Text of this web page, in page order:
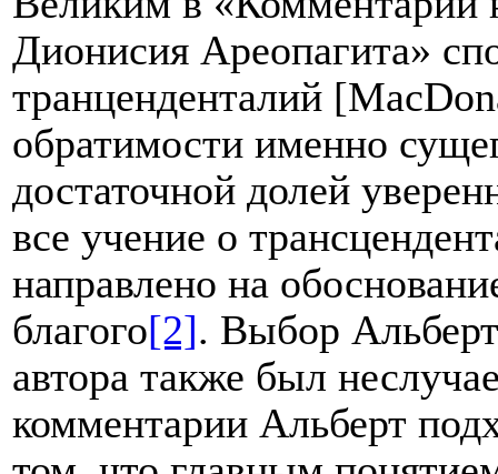
Дионисия Ареопагита»
транценденталий [M
обратимости именно
достаточной долей
все учение о
направлено на
благого[2]. Выбор
автора также был
комментарии Альберт